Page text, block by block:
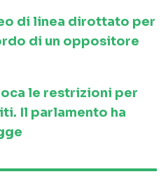
di linea dirottato per
di un oppositore
le restrizioni per
Il parlamento ha